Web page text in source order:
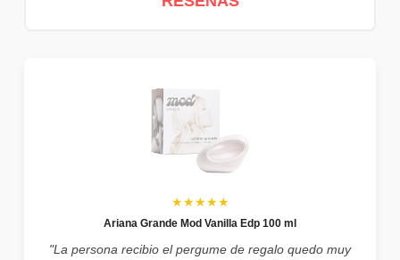
★★★★★
Ariana Grande Mod Vanilla Edp 100 ml
"La persona recibio el pergume de regalo quedo muy